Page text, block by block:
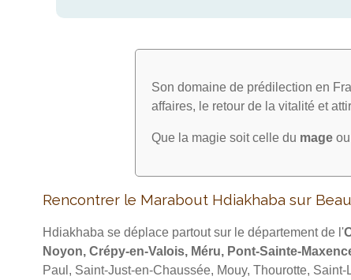
Son domaine de prédilection en
affaires, le retour de la vitalité et
Que la magie soit celle du mage
Rencontrer le Marabout Hdiakhaba sur
Hdiakhaba se déplace partout sur le département de l'
Noyon, Crépy-en-Valois, Méru, Pont-Sainte-
Paul, Saint-Just-en-Chaussée, Mouy, Thourotte,